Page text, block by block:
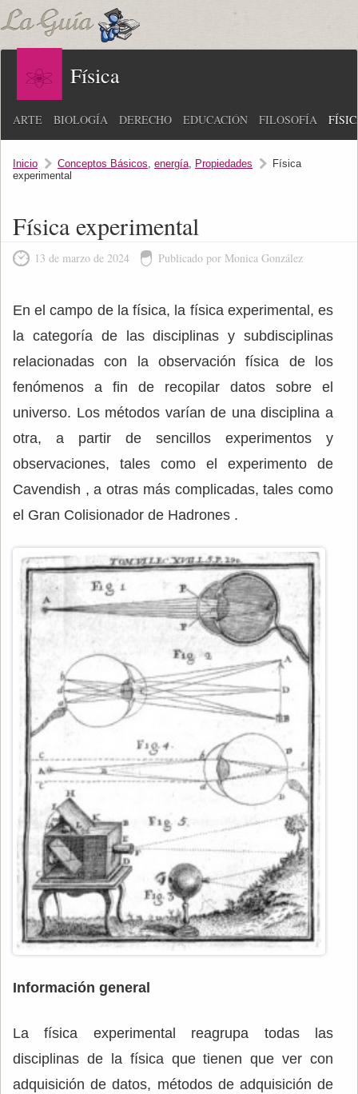
Física
ARTE BIOLOGÍA DERECHO EDUCACIÓN FILOSOFÍA
Inicio Conceptos Básicos, energía, Propiedades
Física
experimental
Física experimental
13 de marzo de 2024 Publicado por Monica González
En el campo de la física, la física experimental, es
la categoría de las disciplinas y subdisciplinas
relacionadas con la observación física de los
fenómenos a fin de recopilar datos sobre el
universo. Los métodos varían de una disciplina a
otra, a partir de sencillos experimentos y
observaciones, tales como el experimento de
Cavendish , a otras más complicadas, tales como
el Gran Colisionador de Hadrones .
Información general
La física experimental reagrupa todas las
disciplinas de la física que tienen que ver con
adquisición de datos, métodos de adquisición de